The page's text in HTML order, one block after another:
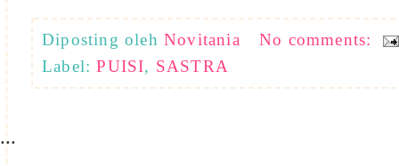
Diposting oleh Novitania
No comments:
Label:PUISI, SASTRA
...